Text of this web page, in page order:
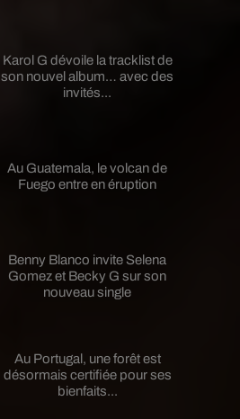
Karol G dévoile la tracklist de
son nouvel album… avec des
invités...
Au Guatemala, le volcan de
Fuego entre en éruption
Benny Blanco invite Selena
Gomez et Becky G sur son
nouveau single
Au Portugal, une forêt est
désormais certifiée pour ses
bienfaits...